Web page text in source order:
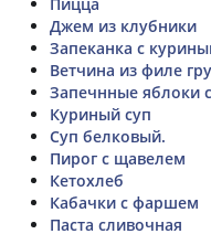
Джем из клубники
Запеканка с
Ветчина из филе
Запечнные яблоки
Куриный суп
Суп белковый.
Пирог с щавелем
Кетохлеб
Кабачки с фаршем
Паста сливочная